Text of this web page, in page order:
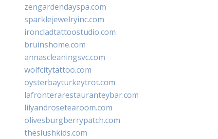
zengardendayspa.com
sparklejewelryinc.com
ironcladtattoostudio.com
bruinshome.com
annascleaningsvc.com
wolfcitytattoo.com
oysterbayturkeytrot.com
lafronterarestauranteybar.com
lilyandrosetearoom.com
olivesburgberrypatch.com
theslushkids.com